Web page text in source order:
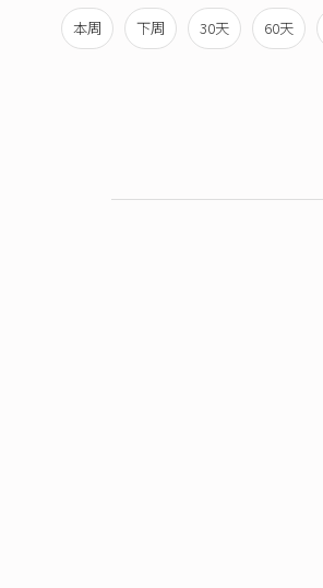
本周 下周 30天 60天